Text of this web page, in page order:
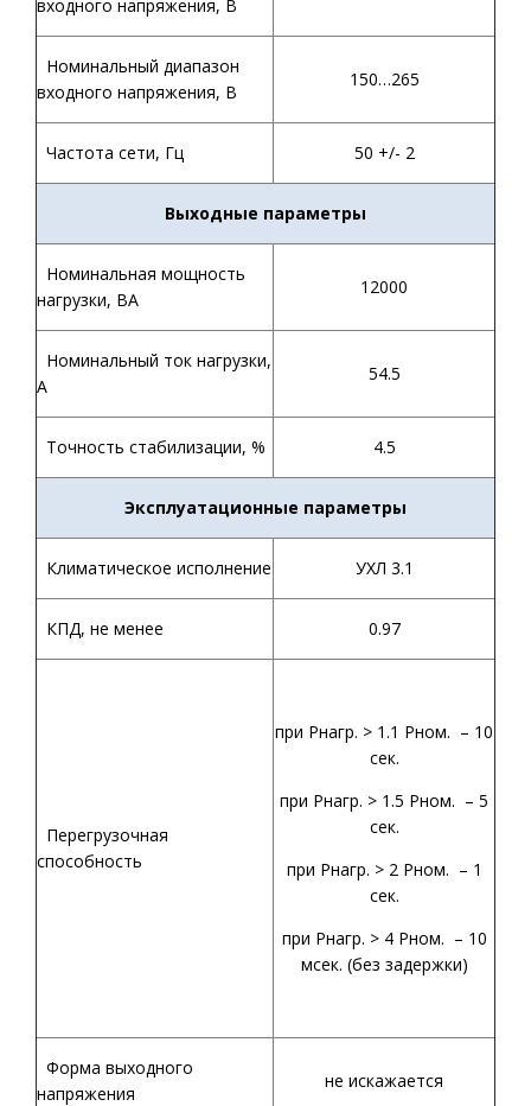
входного напряжения, В
Номинальный диапазон
входного напряжения, В
150…265
Частота сети, Гц 50 +/- 2
Выходные параметры
Номинальная мощность
нагрузки, ВА
12000
Номинальный ток нагрузки,
А
54.5
Точность стабилизации, % 4.5
Эксплуатационные параметры
Климатическое исполнение УХЛ 3.1
КПД, не менее 0.97
Перегрузочная
способность
при Рнагр. > 1.1 Рном. – 10
сек.
при Рнагр. > 1.5 Рном. – 5
сек.
при Рнагр. > 2 Рном. – 1
сек.
при Рнагр. > 4 Рном. – 10
мсек. (без задержки)
Форма выходного
напряжения
не искажается